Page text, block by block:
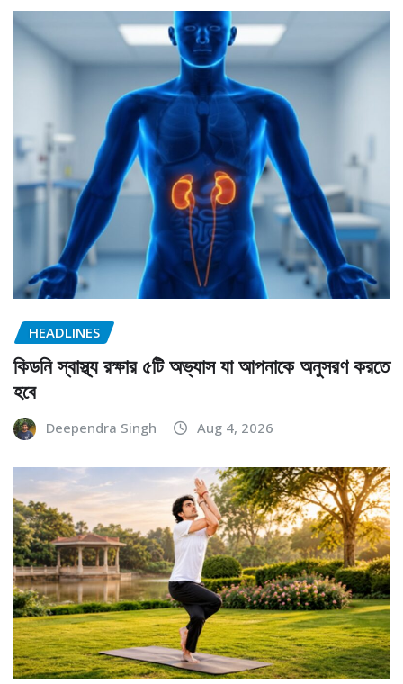
HEADLINES
কিডনি স্বাস্থ্য রক্ষার ৫টি অভ্যাস যা আপনাকে অনুসরণ করতে
হবে
Deependra Singh Aug 4, 2026